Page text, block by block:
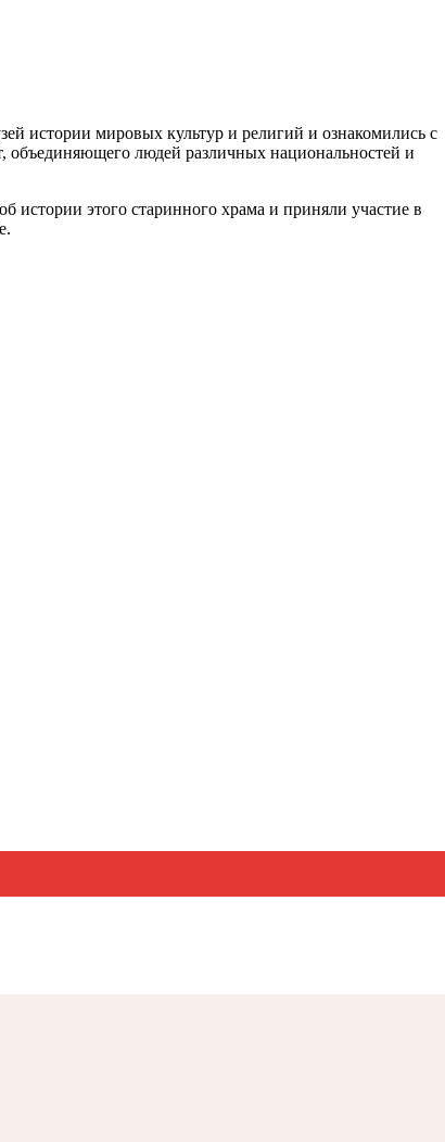
истории мировых культур и религий и ознакомились с
объединяющего людей различных национальностей и
истории этого старинного храма и приняли участие в